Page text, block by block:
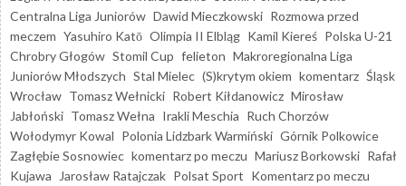
Centralna Liga Juniorów Dawid Mieczkowski Rozmowa przed
meczem Yasuhiro Katō Olimpia II Elbląg Kamil Kiereś Polska U-21
Chrobry Głogów Stomil Cup felieton Makroregionalna Liga
Juniorów Młodszych Stal Mielec (S)krytym okiem komentarz Śląsk
Wrocław Tomasz Wełnicki Robert Kiłdanowicz Mirosław
Jabłoński Tomasz Wełna Irakli Meschia Ruch Chorzów
Wołodymyr Kowal Polonia Lidzbark Warmiński Górnik Polkowice
Zagłębie Sosnowiec komentarz po meczu Mariusz Borkowski Rafał
Kujawa
Jarosław Ratajczak Polsat Sport Komentarz po meczu